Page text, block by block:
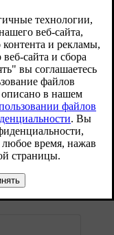
через стеклянную
на
его в